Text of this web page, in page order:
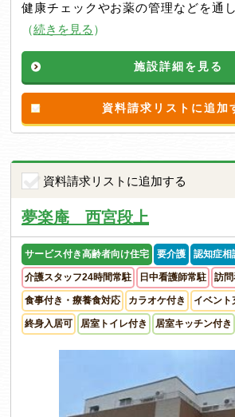
健康チェックやお薬の管理などを通
（続きを見る ）
施設詳細を見る
資料請求リストに追加
資料請求リストに追加する
夢楽庵 西宮段上
サービス付き高齢者向け住宅 要介護 認知症相
介護スタッフ24時間常駐 日中看護師常駐 訪
食事付き・療養食対応 カラオケ付き イベント
終身入居可 居室トイレ付き 居室キッチン付き